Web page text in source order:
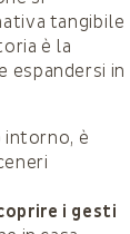
tangibile
è la
espandersi in
intorno, è
i gesti